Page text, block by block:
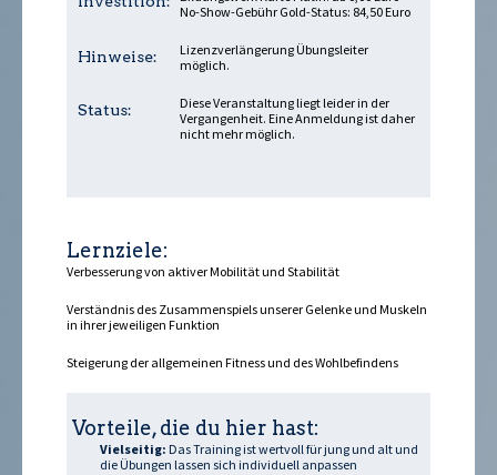
No-Show-Gebühr Gold-Status: 84,50 Euro
Hinweise:
Lizenzverlängerung Übungsleiter
möglich.
Status:
Diese Veranstaltung liegt leider in der
Vergangenheit. Eine Anmeldung ist daher
nicht mehr möglich.
Lernziele:
Verbesserung von aktiver Mobilität und Stabilität
Verständnis des Zusammenspiels unserer Gelenke und Muskeln
in ihrer jeweiligen Funktion
Steigerung der allgemeinen Fitness und des Wohlbefindens
Vorteile, die du hier hast:
Vielseitig: Das Training ist wertvoll für jung und alt und
die Übungen lassen sich individuell anpassen